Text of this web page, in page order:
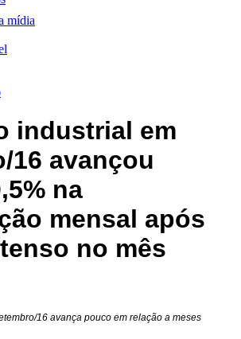
mídia
industrial em
16 avançou
na
mensal após
no mês
16 avança pouco em relação a meses